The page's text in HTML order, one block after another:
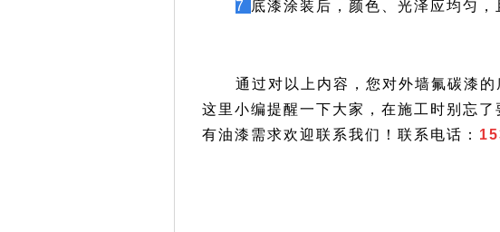
7 底漆涂装后，颜色、光泽应均匀
通过对以上内容，您对外墙氟碳漆
这里小编提醒一下大家，在施工时别忘
有油漆需求欢迎联系我们！联系电话：